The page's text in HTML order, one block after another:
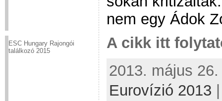
ESC Hungary Rajongói
találkozó 2015
nem egy Ádok
A cikk itt
2013. május
Eurovízió 2013